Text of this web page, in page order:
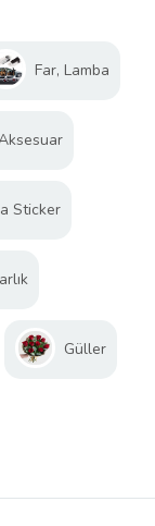
Far, Lamba
Sticker
Güller